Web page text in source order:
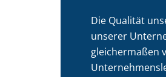
Die Qualität
unserer
gleichermaßen